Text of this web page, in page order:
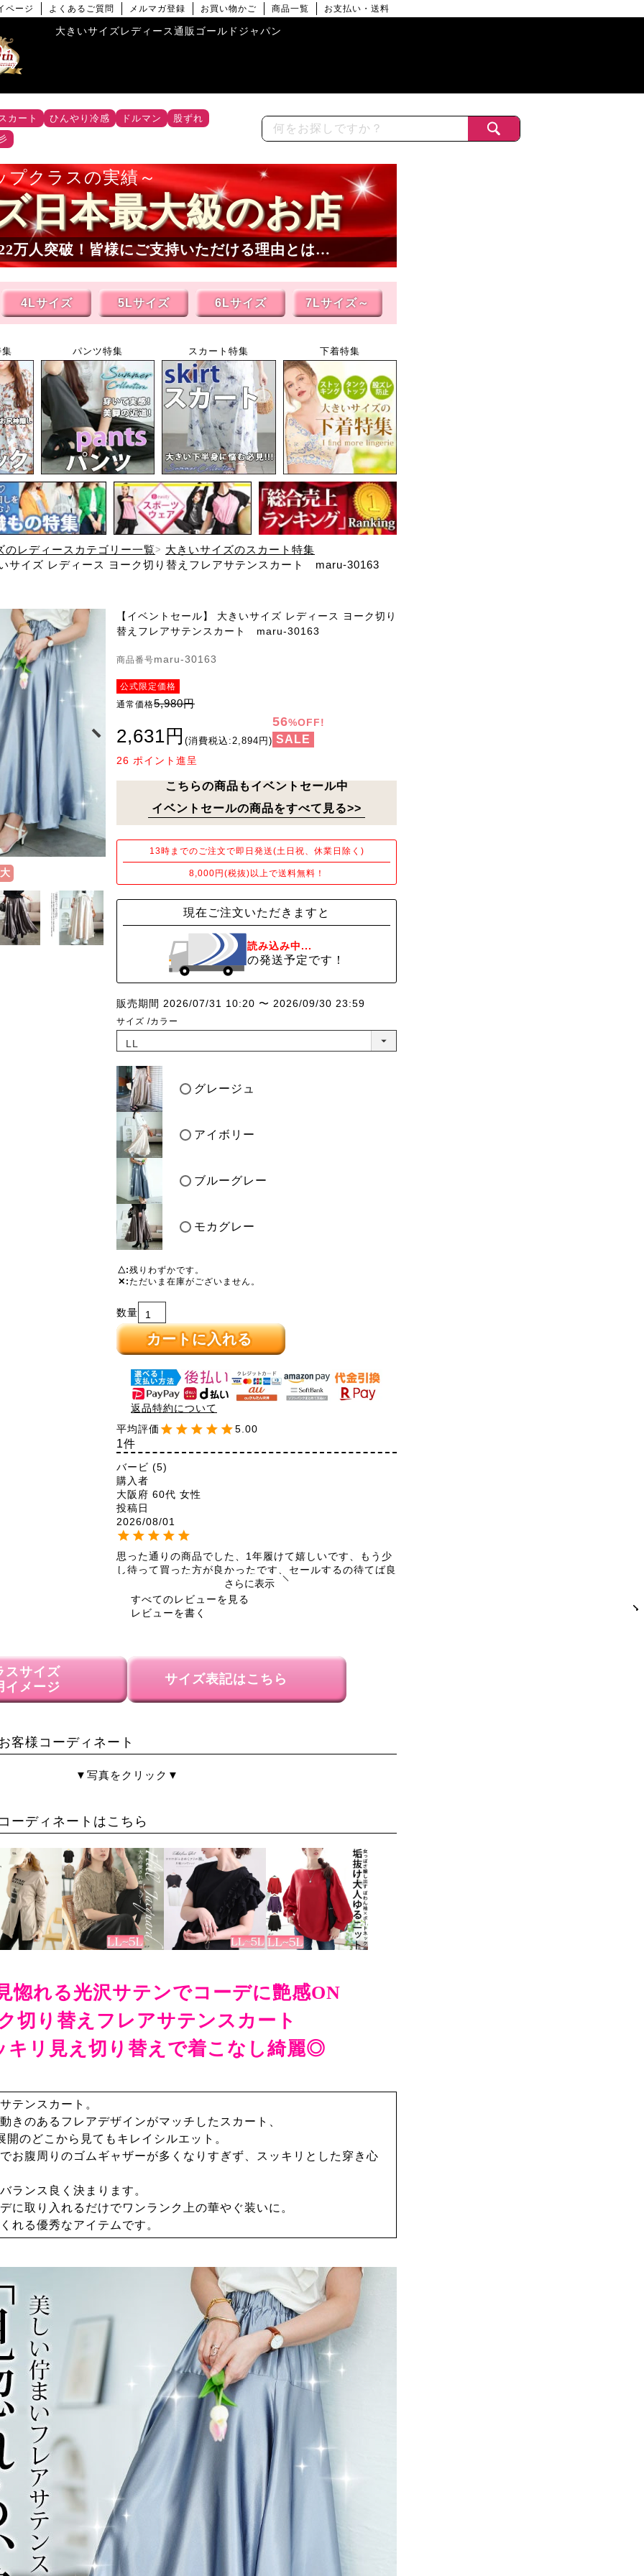
ページ よくあるご質問 メルマガ登録 お買い物かご 商品一覧 お支払い・送料
大きいサイズレディース通販ゴールドジャパン
カート ひんやり冷感 ドルマン
股ずれ
プクラスの実績
日本最大級のお店
万人突破！皆様にご支持いただける理由とは…
4Lサイズ 5Lサイズ 6Lサイズ 7Lサイズ～
パンツ特集 スカート特集 下着特集
のレディースカテゴリー一覧
大きいサイズのスカート特集
サイズ レディース ヨーク切り替えフレアサテンスカート maru-30163
【イベントセール】 大きいサイズ レディース ヨーク切り
替えフレアサテンスカート maru-30163
商品番号maru-30163
公式限定価格
通常価格5,980円
2,631円 (消費税込:2,894円)
56%OFF!
SALE
26 ポイント進呈
こちらの商品もイベントセール中
イベントセールの商品をすべて見る>>
13時までのご注文で即日発送(土日祝、休業日除く)
8,000円(税抜)以上で送料無料！
現在ご注文いただきますと
読み込み中...
の発送予定です！
販売期間 2026/07/31 10:20 〜 2026/09/30 23:59
サイズ カラー
グレージュ
アイボリー
ブルーグレー
モカグレー
△ 残りわずかです。
✕ ただいま在庫がございません。
カートに入れる
返品特約について
5.00
1
バービ
5
購入者
大阪府 60代 女性
投稿日
2026/08/01
思った通りの商品でした、1年履けて嬉しいです、もう少
し待って買った方が良かったです、セールするの待てば良
さらに表示
すべてのレビューを見る
レビューを書く
スサイズ
イメージ
サイズ表記はこちら
客様コーディネート
▼写真をクリック▼
ーディネートはこちら
惚れる光沢サテンでコーデに艶感ON
切り替えフレアサテンスカート
キリ見え切り替えで着こなし綺麗◎
テンスカート。
きのあるフレアデザインがマッチしたスカート、
のどこから見てもキレイシルエット。
お腹周りのゴムギャザーが多くなりすぎず、スッキリとした穿き心
ランス良く決まります。
に取り入れるだけでワンランク上の華やぐ装いに。
れる優秀なアイテムです。